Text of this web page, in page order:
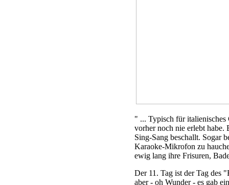
" ... Typisch für
vorher noch nie erlebt habe.
Sing-Sang beschallt. Sogar
Karaoke-Mikrofon zu
ewig lang ihre Frisuren,
Der 11. Tag ist der Tag des
aber - oh Wunder - es gab